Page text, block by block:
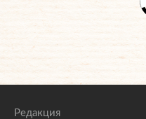
Редакция